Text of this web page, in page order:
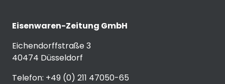
Eisenwaren-Zeitung GmbH
Eichendorffstraße 3
40474 Düsseldorf
Telefon: +49 (0) 211 47050-65